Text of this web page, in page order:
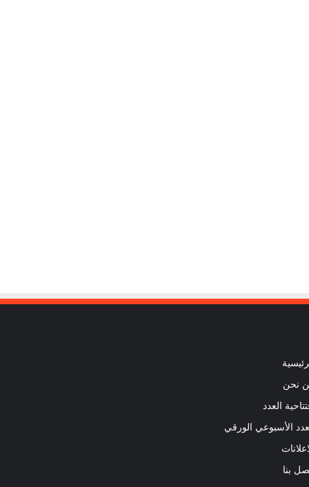
نحن
العدد
الأسبوعي الورقي
بنا